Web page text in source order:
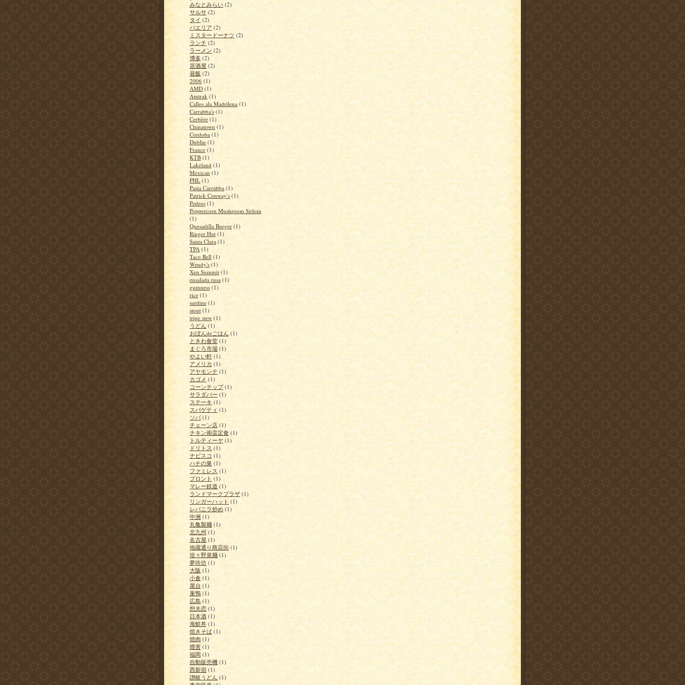
みなとみらい (2)
サルサ (2)
タイ (2)
パエリア (2)
ミスタードーナツ (2)
ランチ (2)
ラーメン (2)
博多 (2)
居酒屋 (2)
昼飯 (2)
2006 (1)
AMD (1)
Amtrak (1)
Callos ala Madrilena (1)
Carrabba's (1)
Cerbère (1)
Chinatown (1)
Cordoba (1)
Dublin (1)
France (1)
KTB (1)
Lakeland (1)
Mexican (1)
PHL (1)
Pasta Carrabba (1)
Patrick Conway's (1)
Pedros (1)
Peppercorn Mushroom Sirloin
(1)
Quesadilla Burger (1)
Ringer Hut (1)
Santa Clara (1)
TPA (1)
Taco Bell (1)
Wendy's (1)
Xen Summit (1)
ensalada rusa (1)
guinness (1)
rice (1)
sardine (1)
stout (1)
tripe stew (1)
うどん (1)
おぼんdeごはん (1)
ときわ食堂 (1)
まぐろ市場 (1)
やよい軒 (1)
アメリカ (1)
アヤモンテ (1)
カゴメ (1)
コーンチップ (1)
サラダバー (1)
ステーキ (1)
スパゲティ (1)
ソバ (1)
チェーン店 (1)
チキン南蛮定食 (1)
トルティーヤ (1)
ドリトス (1)
ナビスコ (1)
ハチの巣 (1)
ファミレス (1)
プロント (1)
マレー鉄道 (1)
ランドマークプラザ (1)
リンガーハット (1)
レバニラ炒め (1)
中洲 (1)
丸亀製麺 (1)
北九州 (1)
名古屋 (1)
地蔵通り商店街 (1)
坦々野菜麺 (1)
夢吟坊 (1)
大阪 (1)
小倉 (1)
屋台 (1)
巣鴨 (1)
広島 (1)
想夫恋 (1)
日本酒 (1)
海鮮丼 (1)
焼きそば (1)
焼肉 (1)
煙害 (1)
福岡 (1)
自動販売機 (1)
西新宿 (1)
讃岐うどん (1)